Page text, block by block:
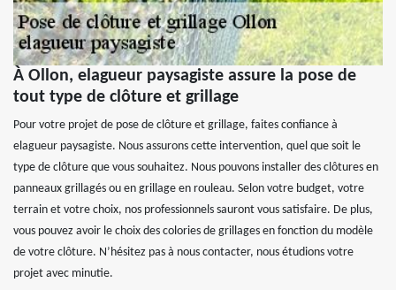
À Ollon, elagueur paysagiste assure la pose de
tout type de clôture et grillage
Pour votre projet de pose de clôture et grillage, faites confiance à
elagueur paysagiste. Nous assurons cette intervention, quel que soit le
type de clôture que vous souhaitez. Nous pouvons installer des clôtures en
panneaux grillagés ou en grillage en rouleau. Selon votre budget, votre
terrain et votre choix, nos professionnels sauront vous satisfaire. De plus,
vous pouvez avoir le choix des colories de grillages en fonction du modèle
de votre clôture. N’hésitez pas à nous contacter, nous étudions votre
projet avec minutie.